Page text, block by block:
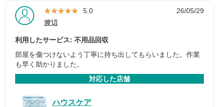
★★★★★
★★★★★ 5.0
26/05/29
渡辺
利用したサービス: 不用品回収
部屋を傷つけないよう丁寧に持ち出してもらいました。作業
も早く助かりました。
対応した店舗
ハウスケア